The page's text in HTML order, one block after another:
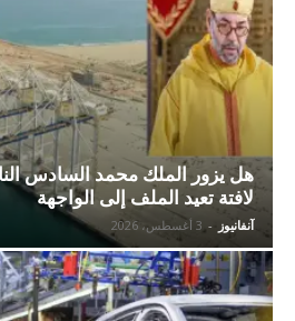
هل يزور الملك محمد السادس
لافتة تعيد الملف إلى الواجهة
آنفانيوز - 3 أغسطس، 2026